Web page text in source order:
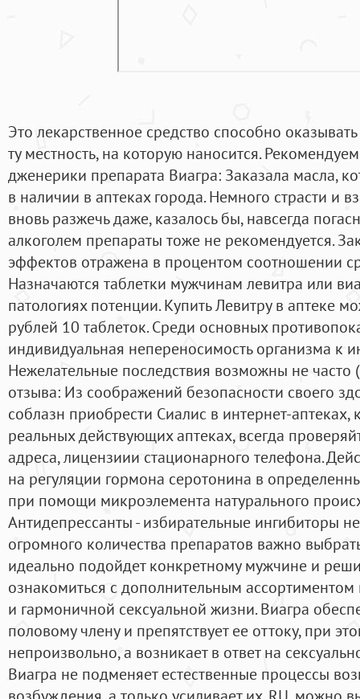
Это лекарственное средство способно
ту местность, на которую наносится.
дженерики препарата Виагра: Заказала масла,
в наличии в аптеках города. Немного страсти и
вновь разжечь даже, казалось бы, навсегда
алкоголем препараты тоже не рекомендуется.
эффектов отражена в процентом соотношении
Назначаются таблетки мужчинам левитра или
патологиях потенции. Купить Левитру в аптеке
рублей 10 таблеток. Среди основных
индивидуальная непереносимость организма к
Нежелательные последствия возможны не часто
отзыва: Из соображений безопасности своего
соблазн приобрести Сиалис в интернет-
реальных действующих аптеках, всегда
адреса, лицензиии стационарного телефона.
на регуляции гормона серотонина в
при помощи микроэлемента натурального
Антидепрессанты - избирательные ингибиторы
огромного количества препаратов важно
идеально подойдет конкретному мужчине и
ознакомиться с дополнительным
и гармоничной сексуальной жизни. Виагра
половому члену и препятствует ее оттоку, при
непроизвольно, а возникает в ответ на
Виагра не подменяет естественные процессы